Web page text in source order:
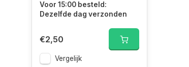
Voor 15:00 besteld:
Dezelfde dag verzonden
€2,50
Vergelijk